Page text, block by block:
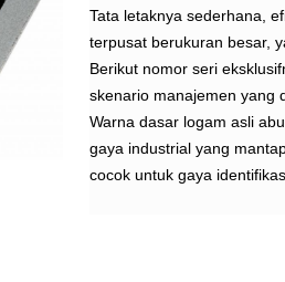
Tata letaknya sederhana,
terpusat berukuran besar,
Berikut nomor seri
skenario manajemen yang
Warna dasar logam asli
gaya industrial yang
cocok untuk gaya